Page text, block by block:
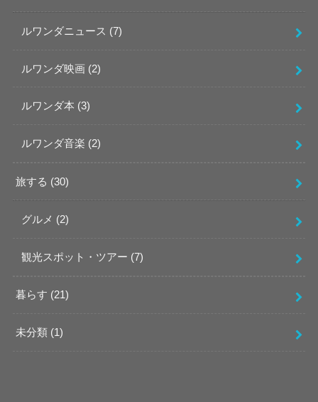
ルワンダニュース (7)
ルワンダ映画 (2)
ルワンダ本 (3)
ルワンダ音楽 (2)
旅する (30)
グルメ (2)
観光スポット・ツアー (7)
暮らす (21)
未分類 (1)